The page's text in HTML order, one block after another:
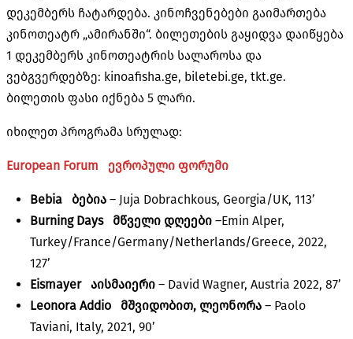
დეკემბერს ჩატარდება. კინოჩვენებები გაიმართება
კინოთეატრ „ამირანში“. ბილეთების გაყიდვა დაიწყება
1 დეკემბერს კინოთეატრის სალაროსა და
ვებგვერდებზე: kinoafisha.ge, biletebi.ge, tkt.ge.
ბილეთის ფასი იქნება 5 ლარი.
იხილეთ პროგრამა სრულად:
European Forum ევროპული ფორუმი
Bebia ბებია – Juja Dobrachkous, Georgia/UK, 113’
Burning Days მწველი დღეები –Emin Alper,
Turkey/France/Germany/Netherlands/Greece, 2022,
127’
Eismayer აისმაიერი – David Wagner, Austria 2022, 87’
Leonora Addio მშვიდობით, ლეონორა – Paolo
Taviani, Italy, 2021, 90’